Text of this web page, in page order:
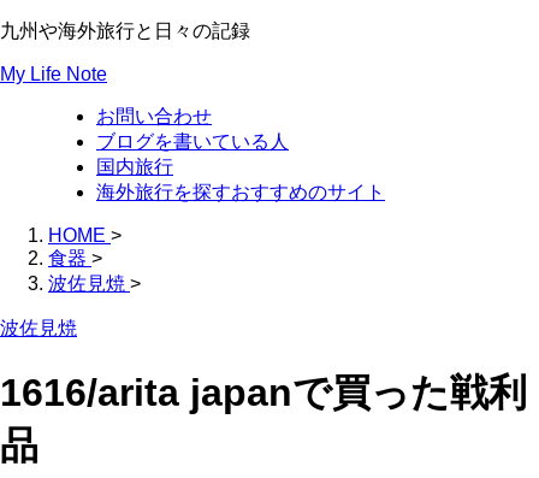
九州や海外旅行と日々の記録
My Life Note
お問い合わせ
ブログを書いている人
国内旅行
海外旅行を探すおすすめのサイト
HOME >
食器 >
波佐見焼 >
波佐見焼
1616/arita japanで買った戦利
品